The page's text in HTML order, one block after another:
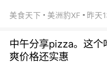
美食天下 美洲豹XF 昨天
中午分享pizza。这个
爽价格还实惠